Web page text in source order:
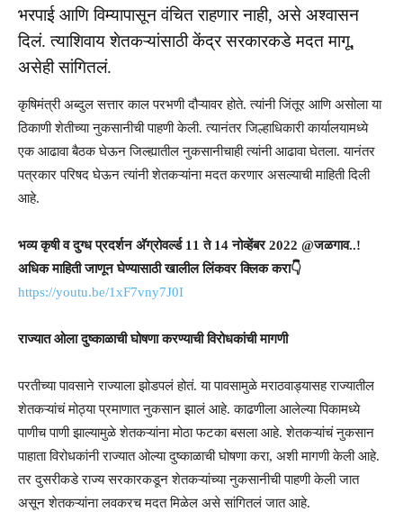
भरपाई आणि विम्यापासून वंचित राहणार नाही, असे अश्वासन
दिलं. त्याशिवाय शेतकऱ्यांसाठी केंद्र सरकारकडे मदत मागू,
असेही सांगितलं.
कृषिमंत्री अब्दुल सत्तार काल परभणी दौऱ्यावर होते. त्यांनी जिंतूर आणि असोला या
ठिकाणी शेतीच्या नुकसानीची पाहणी केली. त्यानंतर जिल्हाधिकारी कार्यालयामध्ये
एक आढावा बैठक घेऊन जिल्ह्यातील नुकसानीचाही त्यांनी आढावा घेतला. यानंतर
पत्रकार परिषद घेऊन त्यांनी शेतकऱ्यांना मदत करणार असल्याची माहिती दिली
आहे.
भव्य कृषी व दुग्ध प्रदर्शन अ‍ॅग्रोवर्ल्ड 11 ते 14 नोव्हेंबर 2022 @जळगाव..!
अधिक माहिती जाणून घेण्यासाठी खालील लिंकवर क्लिक करा👇
https://youtu.be/1xF7vny7J0I
राज्यात ओला दुष्काळाची घोषणा करण्याची विरोधकांची मागणी
परतीच्या पावसाने राज्याला झोडपलं होतं. या पावसामुळे मराठवाड्यासह राज्यातील
शेतकऱ्यांचं मोठ्या प्रमाणात नुकसान झालं आहे. काढणीला आलेल्या पिकामध्ये
पाणीच पाणी झाल्यामुळे शेतकऱ्यांना मोठा फटका बसला आहे. शेतकऱ्यांचं नुकसान
पाहाता विरोधकांनी राज्यात ओल्या दुष्काळाची घोषणा करा, अशी मागणी केली आहे.
तर दुसरीकडे राज्य सरकारकडून शेतकऱ्यांच्या नुकसानीची पाहणी केली जात
असून शेतकऱ्यांना लवकरच मदत मिळेल असे सांगितलं जात आहे.